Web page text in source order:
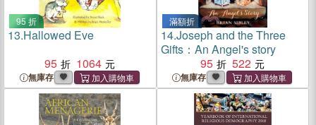
95 折
13.Hallowed Eve
95
1064
無庫存
滿額折
14.Joseph and the Three
Gifts：An Angel's story
95
522
無庫存